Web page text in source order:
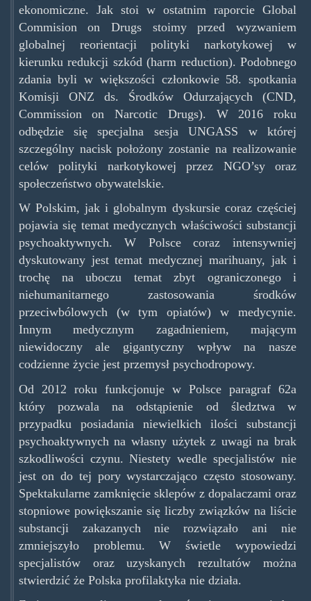
ekonomiczne. Jak stoi w ostatnim raporcie Global
Commision on Drugs stoimy przed wyzwaniem
globalnej reorientacji polityki narkotykowej w
kierunku redukcji szkód (harm reduction). Podobnego
zdania byli w większości członkowie 58. spotkania
Komisji ONZ ds. Środków Odurzających (CND,
Commission on Narcotic Drugs). W 2016 roku
odbędzie się specjalna sesja UNGASS w której
szczególny nacisk położony zostanie na realizowanie
celów polityki narkotykowej przez NGO’sy oraz
społeczeństwo obywatelskie.
W Polskim, jak i globalnym dyskursie coraz częściej
pojawia się temat medycznych właściwości substancji
psychoaktywnych. W Polsce coraz intensywniej
dyskutowany jest temat medycznej marihuany, jak i
trochę na uboczu temat zbyt ograniczonego i
niehumanitarnego zastosowania środków
przeciwbólowych (w tym opiatów) w medycynie.
Innym medycznym zagadnieniem, mającym
niewidoczny ale gigantyczny wpływ na nasze
codzienne życie jest przemysł psychodropowy.
Od 2012 roku funkcjonuje w Polsce paragraf 62a
który pozwala na odstąpienie od śledztwa w
przypadku posiadania niewielkich ilości substancji
psychoaktywnych na własny użytek z uwagi na brak
szkodliwości czynu. Niestety wedle specjalistów nie
jest on do tej pory wystarczająco często stosowany.
Spektakularne zamknięcie sklepów z dopalaczami oraz
stopniowe powiększanie się liczby związków na liście
substancji zakazanych nie rozwiązało ani nie
zmniejszyło problemu. W świetle wypowiedzi
specjalistów oraz uzyskanych rezultatów można
stwierdzić że Polska profilaktyka nie działa.